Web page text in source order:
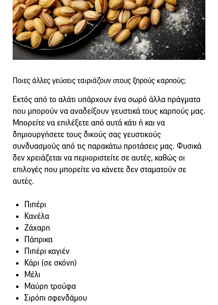
Ποιες άλλες γεύσεις ταιριάζουν στους ξηρούς καρπούς;
Εκτός από το αλάτι υπάρχουν ένα σωρό άλλα πράγματα
που μπορούν να αναδείξουν γευστικά τους καρπούς μας.
Μπορείτε να επιλέξετε από αυτά κάτι ή και να
δημιουργήσετε τους δικούς σας γευστικούς
συνδυασμούς από τις παρακάτω προτάσεις μας. Φυσικά
δεν χρειάζεται να περιοριστείτε σε αυτές, καθώς οι
επιλογές που μπορείτε να κάνετε δεν σταματούν σε
αυτές.
Πιπέρι
Κανέλα
Ζάχαρη
Πάπρικα
Πιπέρι καγιέν
Κάρι (σε σκόνη)
Μέλι
Μαύρη τρούφα
Σιρόπι σφενδάμου